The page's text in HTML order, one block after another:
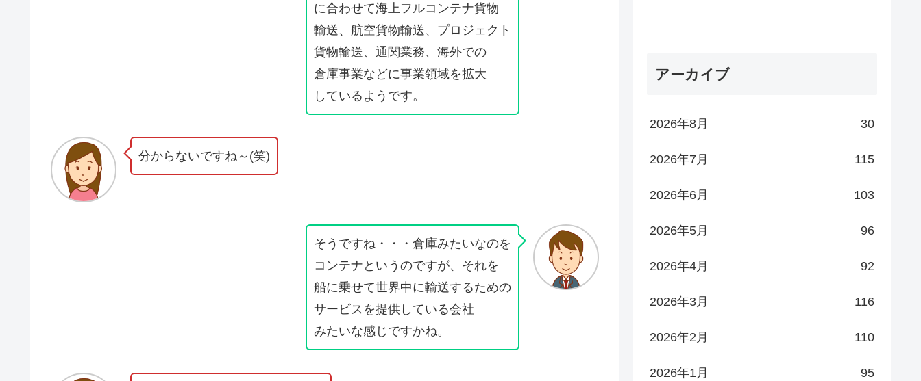
に合わせて海上フルコンテナ貨物
輸送、航空貨物輸送、プロジェクト
貨物輸送、通関業務、海外での
倉庫事業などに事業領域を拡大
しているようです。
分からないですね～(笑)
そうですね・・・倉庫みたいなのを
コンテナというのですが、それを
船に乗せて世界中に輸送するための
サービスを提供している会社
みたいな感じですかね。
アーカイブ
2026年8月 30
2026年7月 115
2026年6月 103
2026年5月 96
2026年4月 92
2026年3月 116
2026年2月 110
2026年1月 95